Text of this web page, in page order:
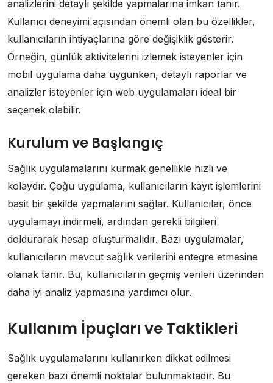
analizlerini detaylı şekilde yapmalarına imkan tanır.
Kullanıcı deneyimi açısından önemli olan bu özellikler,
kullanıcıların ihtiyaçlarına göre değişiklik gösterir.
Örneğin, günlük aktivitelerini izlemek isteyenler için
mobil uygulama daha uygunken, detaylı raporlar ve
analizler isteyenler için web uygulamaları ideal bir
seçenek olabilir.
Kurulum ve Başlangıç
Sağlık uygulamalarını kurmak genellikle hızlı ve
kolaydır. Çoğu uygulama, kullanıcıların kayıt işlemlerini
basit bir şekilde yapmalarını sağlar. Kullanıcılar, önce
uygulamayı indirmeli, ardından gerekli bilgileri
doldurarak hesap oluşturmalıdır. Bazı uygulamalar,
kullanıcıların mevcut sağlık verilerini entegre etmesine
olanak tanır. Bu, kullanıcıların geçmiş verileri üzerinden
daha iyi analiz yapmasına yardımcı olur.
Kullanım İpuçları ve Taktikleri
Sağlık uygulamalarını kullanırken dikkat edilmesi
gereken bazı önemli noktalar bulunmaktadır. Bu